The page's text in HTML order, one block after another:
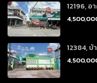
12196,
12384, บ้